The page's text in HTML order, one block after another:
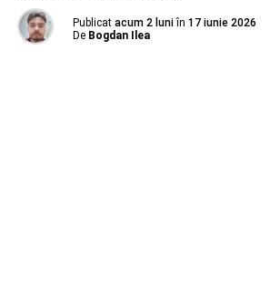
Publicat acum 2 luni în 17 iunie 2026
De Bogdan Ilea